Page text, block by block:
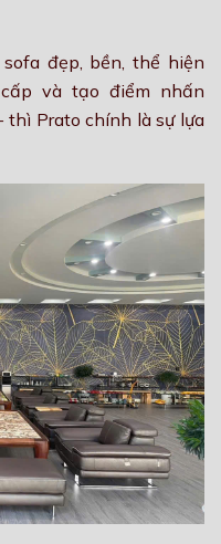
đẹp, bền, thể hiện
và tạo điểm nhấn
thì Prato chính là sự lựa